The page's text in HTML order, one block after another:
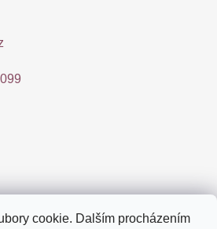
cookie. Dalším procházením